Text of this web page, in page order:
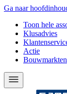
Ga naar
Toon hele
Klusadvies
Actie
Bouwmarkten